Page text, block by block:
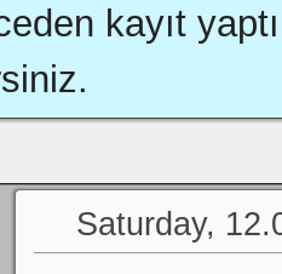
kayıt
Saturday,